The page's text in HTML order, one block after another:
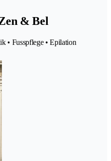
& Bel
• Fusspflege • Epilation